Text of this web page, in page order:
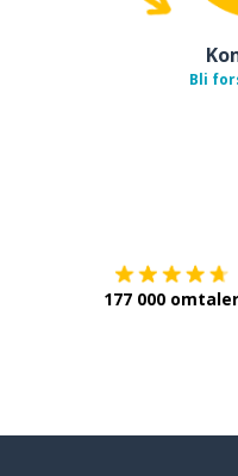
Bli
177 000 omtaler